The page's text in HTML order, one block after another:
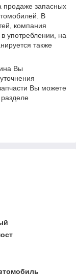
продаже запасных
В
компания
употреблении, на
также
Вы
Вы можете